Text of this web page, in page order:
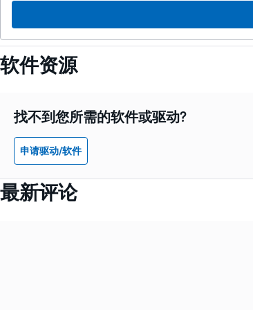
软件资源
找不到您所需的软件或驱动?
申请驱动/软件
最新评论